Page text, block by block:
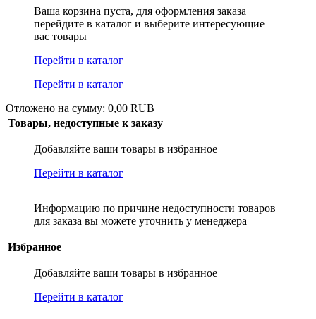
Ваша корзина пуста, для оформления заказа
перейдите в каталог и выберите интересующие
вас товары
Перейти в каталог
Перейти в каталог
Отложено на сумму: 0,00 RUB
Товары, недоступные к заказу
Добавляйте ваши товары в избранное
Перейти в каталог
Информацию по причине недоступности товаров
для заказа вы можете уточнить у менеджера
Избранное
Добавляйте ваши товары в избранное
Перейти в каталог